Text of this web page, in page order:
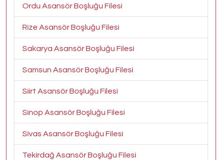
Ordu Asansör Boşluğu Filesi
Rize Asansör Boşluğu Filesi
Sakarya Asansör Boşluğu Filesi
Samsun Asansör Boşluğu Filesi
Siirt Asansör Boşluğu Filesi
Sinop Asansör Boşluğu Filesi
Sivas Asansör Boşluğu Filesi
Tekirdağ Asansör Boşluğu Filesi